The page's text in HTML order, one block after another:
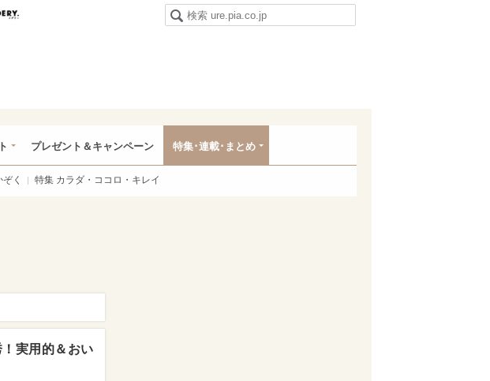
肉
プレゼント＆キャンペーン 特集･連載･まとめ
く 特集 カラダ・ココロ・キレイ
実用的＆おい